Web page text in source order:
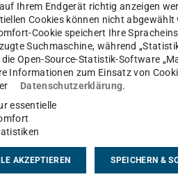
einer
Ihrem Endgerät richtig anzeigen
Cookies können nicht abgewählt
Cookie speichert Ihre
Suchmaschine, während
Open-Source-Statistik-Software
Informationen zum Einsatz von
Datenschutzerklärung.
essentielle
AKZEPTIEREN SPEICHERN &